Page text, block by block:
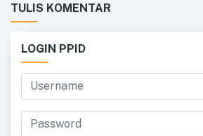
TULIS KOMENTAR
LOGIN PPID